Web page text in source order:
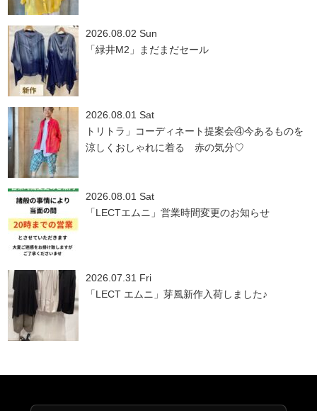
2026.08.02 Sun
「緑井M2」まだまだセール
2026.08.01 Sat
トリトラ」コーディネート提案会④今あるものを
涼しくおしゃれに着る 赤の気分♡
2026.08.01 Sat
「LECTエムニ」営業時間変更のお知らせ
2026.07.31 Fri
「LECT エムニ」芽風新作入荷しました♪